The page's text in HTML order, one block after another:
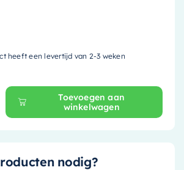
heeft een levertijd van 2-3 weken
EASY Nis - 89.5x29.5cm - solid
Toevoegen aan
winkelwagen
nodig?